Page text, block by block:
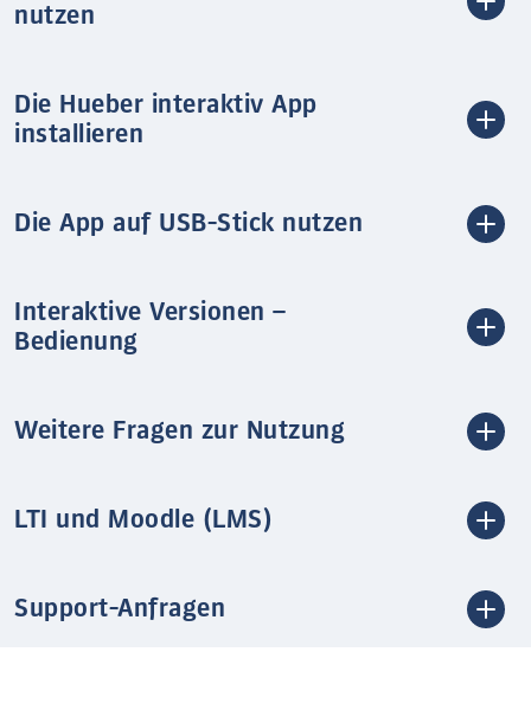
nutzen
Die Hueber interaktiv App
installieren
Die App auf USB-Stick nutzen
Interaktive Versionen –
Bedienung
Weitere Fragen zur Nutzung
LTI und Moodle (LMS)
Support-Anfragen